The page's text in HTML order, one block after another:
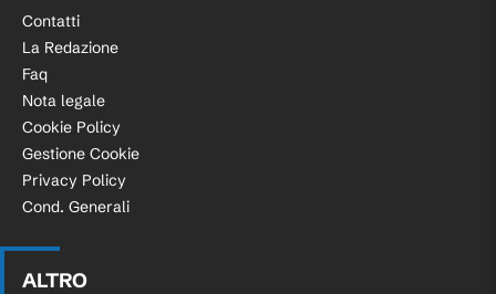
Contatti
La Redazione
Faq
Nota legale
Cookie Policy
Gestione Cookie
Privacy Policy
Cond. Generali
ALTRO